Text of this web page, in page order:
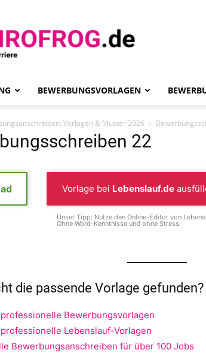
BEWERBUNGSVORLAGEN
Vorlagen & Muster 2026
22
Vorlage bei Lebenslauf.de
Unser Tipp: Nutze den Online-Editor von
Ohne Word-Kenntnisse und ohne Stress.
die passende Vorlage gefunden?
Bewerbungsvorlagen
Lebenslauf-Vorlagen
Bewerbungsanschreiben für über 100 Jobs